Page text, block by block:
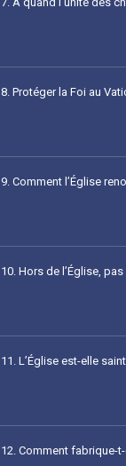
8. Protéger la Foi au
9. Comment l’Église
10. Hors de l’Église,
11 . L’Église est-elle
12. Comment fabrique-